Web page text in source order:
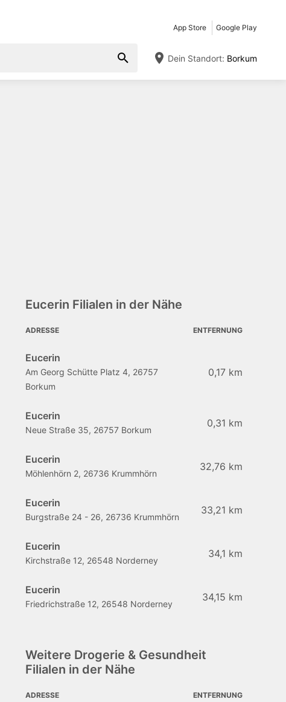
App Store Google Play
Dein Standort: Borkum
Eucerin Filialen in der Nähe
ADRESSE ENTFERNUNG
Eucerin
Am Georg Schütte Platz 4, 26757
Borkum
0,17 km
Eucerin
Neue Straße 35, 26757 Borkum
0,31 km
Eucerin
Möhlenhörn 2, 26736 Krummhörn
32,76 km
Eucerin
Burgstraße 24 - 26, 26736 Krummhörn
33,21 km
Eucerin
Kirchstraße 12, 26548 Norderney
34,1 km
Eucerin
Friedrichstraße 12, 26548 Norderney
34,15 km
Weitere Drogerie & Gesundheit
Filialen in der Nähe
ADRESSE ENTFERNUNG